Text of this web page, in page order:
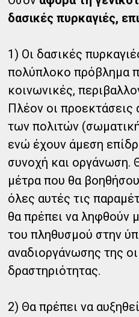
δασικές πυρκαγιές,
1) Οι δασικές
πολύπλοκο πρόβλημα
κοινωνικές,
Πλέον οι προεκτάσεις
των πολιτών
ενώ έχουν άμεση
συνοχή και οργάνωση.
μέτρα που θα
όλες αυτές τις
θα πρέπει να ληφθούν
του πληθυσμού στην
αναδιοργάνωσης της
δραστηριότητας.
2) Θα πρέπει να